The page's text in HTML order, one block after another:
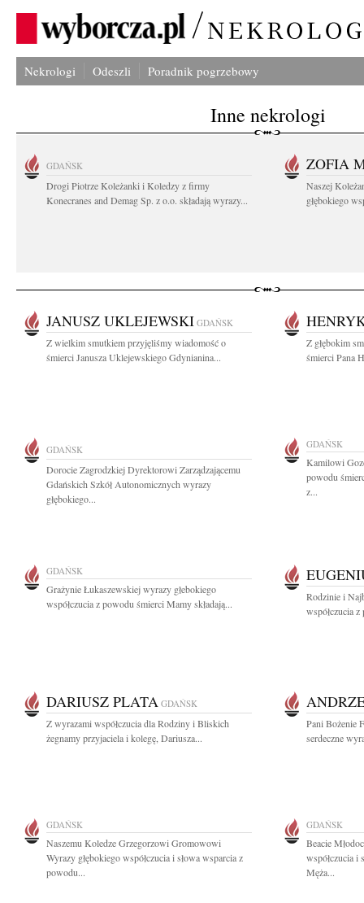
Nekrologi Odeszli Poradnik pogrzebowy
Inne nekrologi
GDAŃSK
Drogi Piotrze Koleżanki i Koledzy z firmy
Konecranes and Demag Sp. z o.o. składają wyrazy...
ZOFIA
Naszej
głębokiego
JANUSZ UKLEJEWSKI GDAŃSK
Z wielkim smutkiem przyjęliśmy wiadomość o
śmierci Janusza Uklejewskiego Gdynianina...
Z głębokim
śmierci Pana
GDAŃSK
Dorocie Zagrodzkiej Dyrektorowi Zarządzającemu
Gdańskich Szkół Autonomicznych wyrazy
głębokiego...
GDAŃSK
Kamilowi
powodu
z...
GDAŃSK
Grażynie Łukaszewskiej wyrazy głebokiego
współczucia z powodu śmierci Mamy składają...
Rodzinie i
współczucia
DARIUSZ PLATA GDAŃSK
Z wyrazami współczucia dla Rodziny i Bliskich
żegnamy przyjaciela i kolegę, Dariusza...
Pani Bożenie
serdeczne
GDAŃSK
Naszemu Koledze Grzegorzowi Gromowowi
Wyrazy głębokiego współczucia i słowa wsparcia z
powodu...
GDAŃSK
Beacie
współczucia i
Męża...